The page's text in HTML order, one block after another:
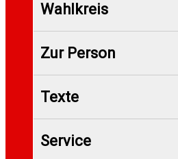
Wahlkreis
Zur Person
Texte
Service